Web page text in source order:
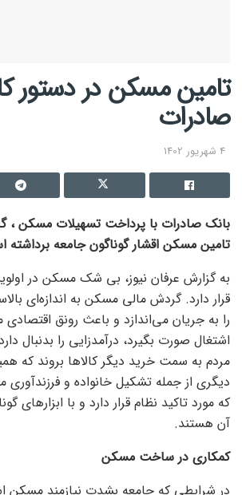
تامین مسکن در دستور
صادرات
4 شهریور 1402
بانک صادرات با پرداخت تسهیلات مسکن ،
تامین مسکن اقشار گوناگون جامعه
به گزارش عرفان نیوز، بی شک مسکن در
قرار دارد. گردش مالی مسکن به اندازه‌ای
را به جریان می‌اندازد و باعث رونق
اشتغال صورت بگیرد، درآمدزایی را بدنبال
مردم به سمت خرید دیگر کالا‌ها بروند که
دیگری از جمله تشکیل خانواده و
که مورد تاکید نظام قرار دارد و با ابزار‌های
آن هستند.
کمکاری در ساخت مسکن
در شرایطی که جامعه بشدت نیازمند